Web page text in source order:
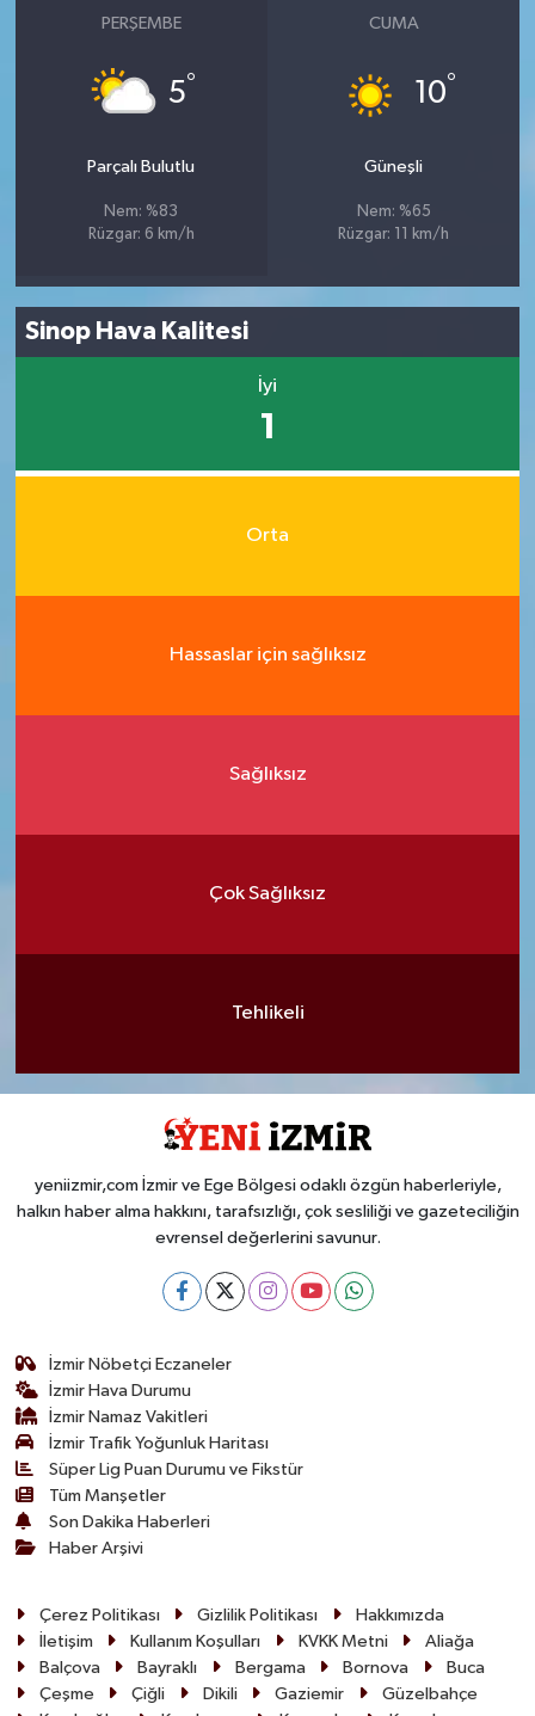
PERŞEMBE
5°
Parçalı Bulutlu
Nem: %83
Rüzgar: 6 km/h
CUMA
10°
Güneşli
Nem: %65
Rüzgar: 11 km/h
Sinop Hava Kalitesi
İyi
1
Orta
Hassaslar için sağlıksız
Sağlıksız
Çok Sağlıksız
Tehlikeli
yeniizmir,com İzmir ve Ege Bölgesi odaklı özgün haberleriyle,
halkın haber alma hakkını, tarafsızlığı, çok sesliliği ve gazeteciliğin
evrensel değerlerini savunur.
İzmir Nöbetçi Eczaneler
İzmir Hava Durumu
İzmir Namaz Vakitleri
İzmir Trafik Yoğunluk Haritası
Süper Lig Puan Durumu ve Fikstür
Tüm Manşetler
Son Dakika Haberleri
Haber Arşivi
Çerez Politikası Gizlilik Politikası
Hakkımızda
İletişim
Kullanım Koşulları KVKK Metni
Aliağa
Balçova
Bayraklı Bergama Bornova
Buca
Çeşme
Çiğli Dikili Gaziemir
Güzelbahçe